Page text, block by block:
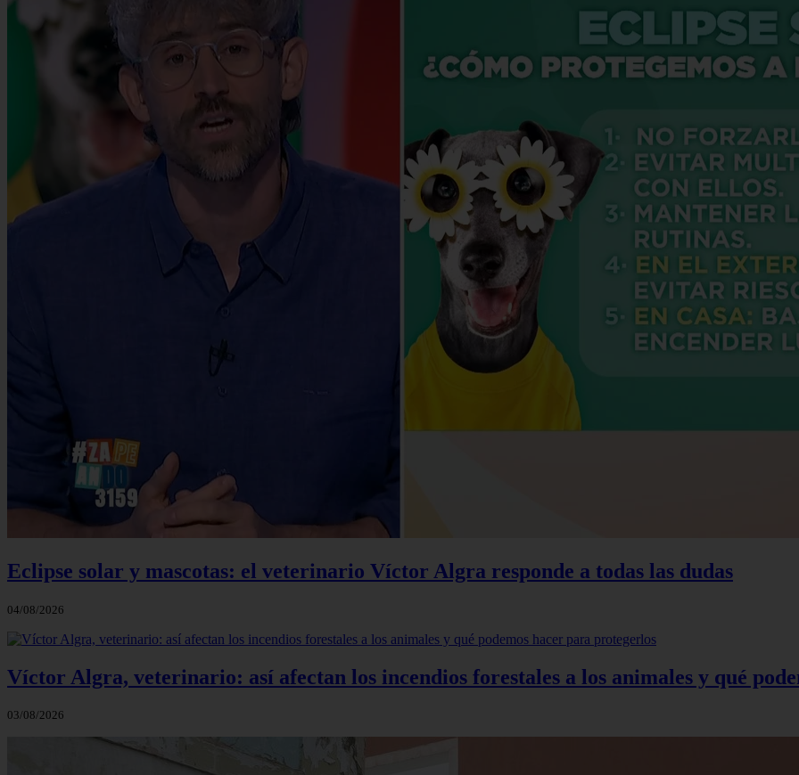
Eclipse solar y mascotas: el veterinario Víctor Algra responde a todas las dudas
04/08/2026
Víctor Algra, veterinario: así afectan los incendios forestales a los animales y qué
03/08/2026